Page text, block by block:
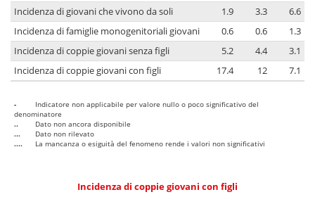
Incidenza di giovani che vivono da soli 1.9 3.3
6.6
Incidenza di famiglie monogenitoriali giovani
0.6 0.6
1.3
Incidenza di coppie giovani senza figli
5.2 4.4
3.1
Incidenza di coppie giovani con figli
17.4 12 7.1
-
Indicatore non applicabile per valore nullo o poco significativo del
denominatore
..
Dato non ancora disponibile
...
Dato non rilevato
....
La mancanza o esiguità del fenomeno rende i valori non significativi
Incidenza di coppie giovani con figli